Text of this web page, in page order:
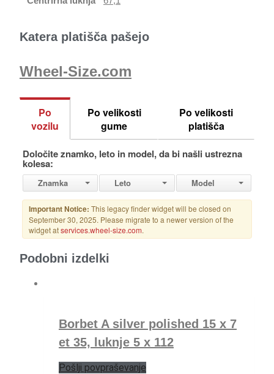
Katera platišča pašejo
Wheel-Size.com
Podobni izdelki
Borbet A silver polished 15 x 7
et 35, luknje 5 x 112
Pošlji povpraševanje